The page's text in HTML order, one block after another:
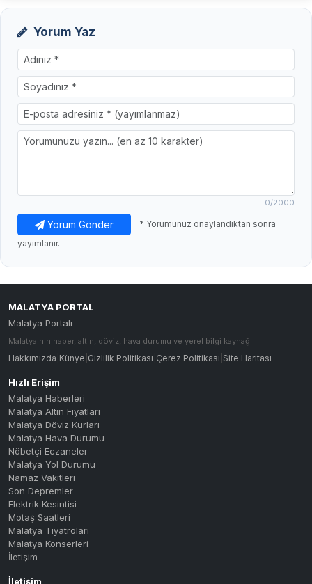
Yorum Yaz
0/2000
Yorum Gönder
* Yorumunuz onaylandıktan sonra
yayımlanır.
MALATYA PORTAL
Malatya Portalı
Malatya'nın haber, altın, döviz, hava durumu ve yerel bilgi kaynağı.
Hakkımızda Künye Gizlilik Politikası Çerez Politikası Site Haritası
Hızlı Erişim
Malatya Haberleri
Malatya Altın Fiyatları
Malatya Döviz Kurları
Malatya Hava Durumu
Nöbetçi Eczaneler
Malatya Yol Durumu
Namaz Vakitleri
Son Depremler
Elektrik Kesintisi
Motaş Saatleri
Malatya Tiyatroları
Malatya Konserleri
İletişim
İletişim